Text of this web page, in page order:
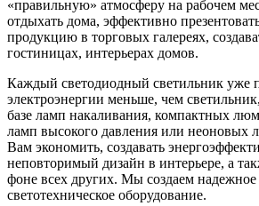
«правильную» атмосферу на рабочем
отдыхать дома, эффективно
продукцию в торговых галереях,
гостиницах, интерьерах домов.
Каждый светодиодный светильник уже
электроэнергии меньше, чем
базе ламп накаливания, компактных
ламп высокого давления или
Вам экономить, создавать
неповторимый дизайн в интерьере, а
фоне всех других. Мы создаем надежное
светотехническое оборудование.